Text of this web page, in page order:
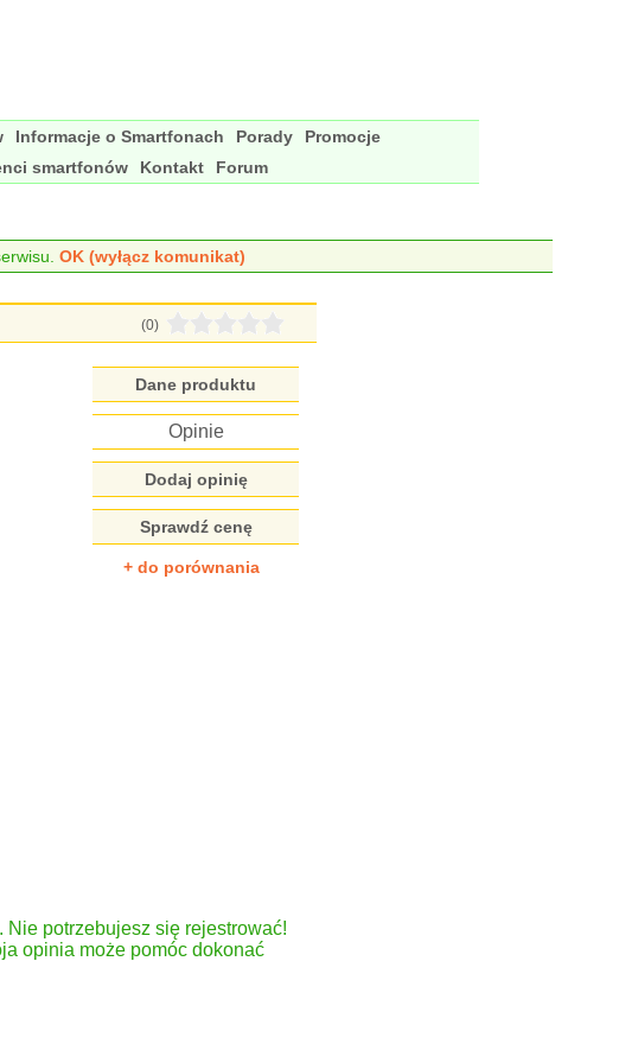
Informacje o Smartfonach Porady
Promocje
smartfonów Kontakt Forum
OK (wyłącz komunikat)
(0)
Dane produktu
Opinie
Dodaj opinię
Sprawdź cenę
+ do porównania
Nie potrzebujesz się rejestrować!
opinia może pomóc dokonać